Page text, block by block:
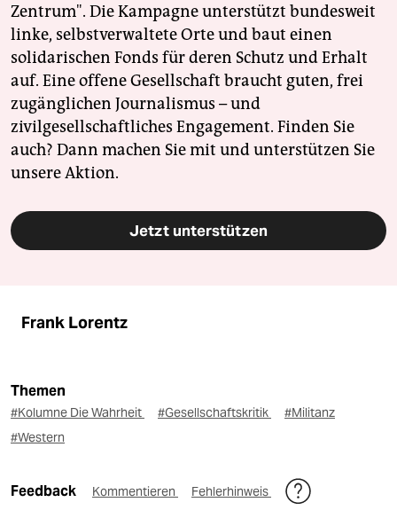
Zentrum". Die Kampagne unterstützt bundesweit
linke, selbstverwaltete Orte und baut einen
solidarischen Fonds für deren Schutz und Erhalt
auf. Eine offene Gesellschaft braucht guten, frei
zugänglichen Journalismus – und
zivilgesellschaftliches Engagement. Finden Sie
auch? Dann machen Sie mit und unterstützen Sie
unsere Aktion.
Jetzt unterstützen
Frank Lorentz
Themen
#Kolumne Die Wahrheit #Gesellschaftskritik
#Militanz
#Western
Feedback Kommentieren Fehlerhinweis